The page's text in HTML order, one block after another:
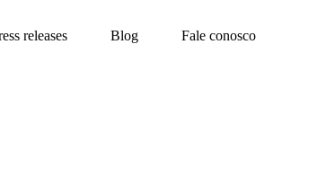
releases Blog Fale conosco